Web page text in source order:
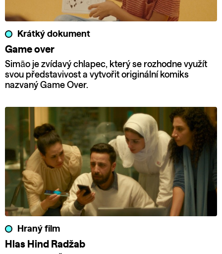
Krátký dokument
Game over
Simão je zvídavý chlapec, který se rozhodne využít
svou představivost a vytvořit originální komiks
nazvaný Game Over.
Hraný film
Hlas Hind Radžab